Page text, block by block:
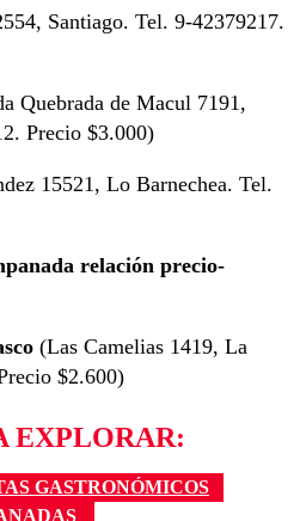
Santiago. Tel. 9-42379217.
Quebrada de Macul 7191,
Precio $3.000)
15521, Lo Barnechea. Tel.
relación precio-
(Las Camelias 1419, La
$2.600)
EXPLORAR:
GASTRONÓMICOS